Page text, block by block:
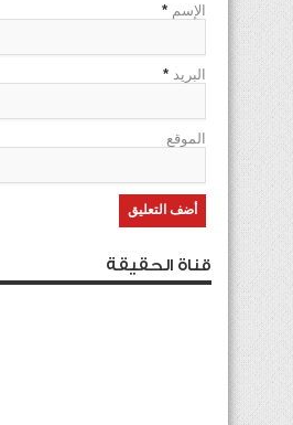
الإسم *
البريد *
الموقع
قناة الحقيقة